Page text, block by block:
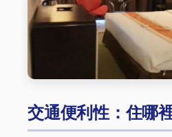
交通便利性：住哪